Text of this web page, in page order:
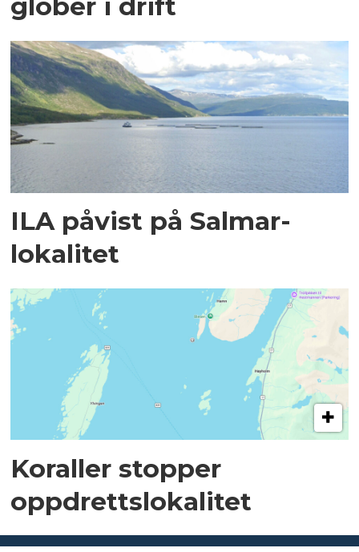
glober i drift
ILA påvist på Salmar-
lokalitet
Koraller stopper
oppdrettslokalitet